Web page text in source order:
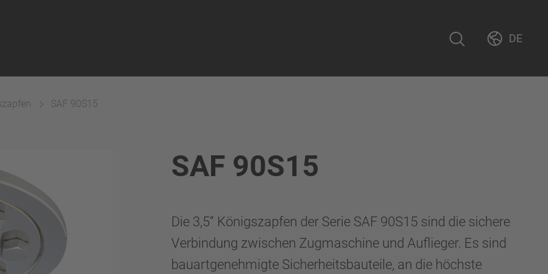
DE
SAF 90S15
SAF 90S15
Die 3,5“ Königszapfen der Serie SAF 90S15 sind die sichere
Verbindung zwischen Zugmaschine und Auflieger. Es sind
bauartgenehmigte Sicherheitsbauteile, an die höchste